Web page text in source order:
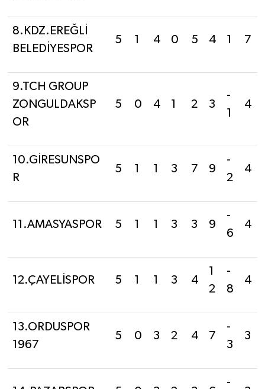
8.KDZ.EREĞLİ
BELEDİYESPOR
5 1 4 0 5 4 1 7
9.TCH GROUP
ZONGULDAKSP
OR
5 0 4 1 2 3
-
1
4
10.GİRESUNSPO
R
5 1 1 3 7 9
-
2
4
11.AMASYASPOR 5 1 1 3 3 9
-
6
4
12.ÇAYELİSPOR 5 1 1 3 4
1
2
-
8
4
13.ORDUSPOR
1967
5 0 3 2 4 7
-
3
3
-